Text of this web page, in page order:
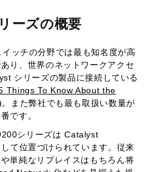
ーズの概要
ッチの分野では最も知名度が高
り、世界のネットワークアクセ
シリーズの製品に接続している
Things To Know About the
。また弊社でも最も取扱い数量が
です。
シリーズは Catalyst
て位置づけられています。従来
単純なリプレイスはもちろん将